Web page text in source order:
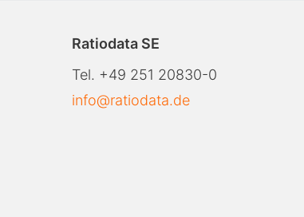
Ratiodata SE
Tel. +49 251 20830-0
info@ratiodata.de